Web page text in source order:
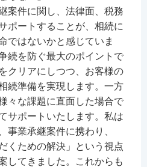
案件に関し、法律面、税務
ポートすることが、相続に
ではないかと感じていま
続を防ぐ最大のポイントで
クリアにしつつ、お客様の
続準備を実現します。一方
々な課題に直面した場合で
サポートいたします。私は
事業承継案件に携わり、
くための解決」という視点
してきました。これからも